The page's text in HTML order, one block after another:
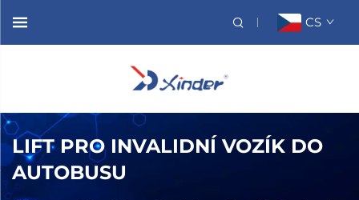
CS
LIFT PRO INVALIDNÍ VOZÍK DO
AUTOBUSU